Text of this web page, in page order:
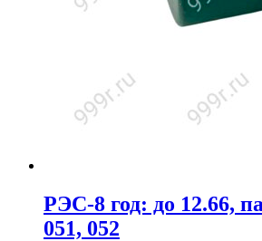
РЭС-8 год: до 12.66,
051, 052